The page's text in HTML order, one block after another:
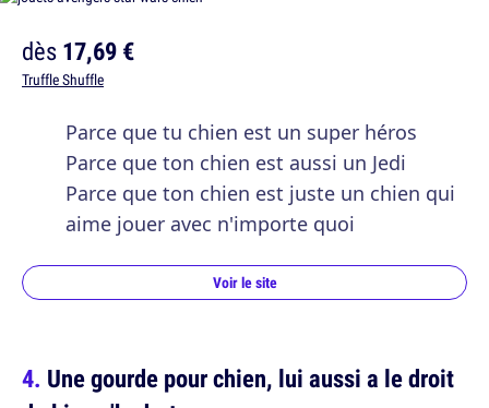
dès17,69 €
Truffle Shuffle
Parce que tu chien est un super héros
Parce que ton chien est aussi un Jedi
Parce que ton chien est juste un chien qui
aime jouer avec n'importe quoi
Voir le site
Une gourde pour chien, lui aussi a le droit